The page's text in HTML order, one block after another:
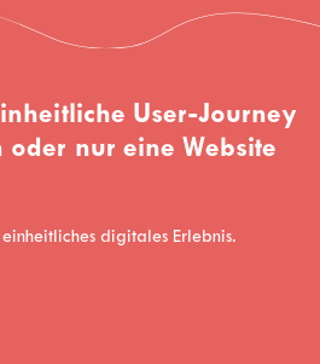
User-Journey
nur eine Website
digitales Erlebnis.